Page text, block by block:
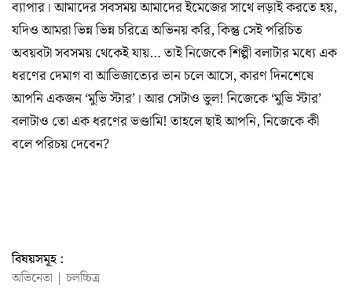
ব্যাপার। আমাদের সবসময় আমাদের ইমেজের সাথে লড়াই করতে হয়,
যদিও আমরা ভিন্ন ভিন্ন চরিত্রে অভিনয় করি, কিন্তু সেই পরিচিত
অবয়বটা সবসময় থেকেই যায়… তাই নিজেকে শিল্পী বলাটার মধ্যে এক
ধরণের দেমাগ বা আভিজাত্যের ভান চলে আসে, কারণ দিনশেষে
আপনি একজন ‘মুভি স্টার’। আর সেটাও ভুল! নিজেকে ‘মুভি স্টার’
বলাটাও তো এক ধরণের ভণ্ডামি! তাহলে ছাই আপনি, নিজেকে কী
বলে পরিচয় দেবেন?
বিষয়সমূহ :
অভিনেতা | চলচ্চিত্র